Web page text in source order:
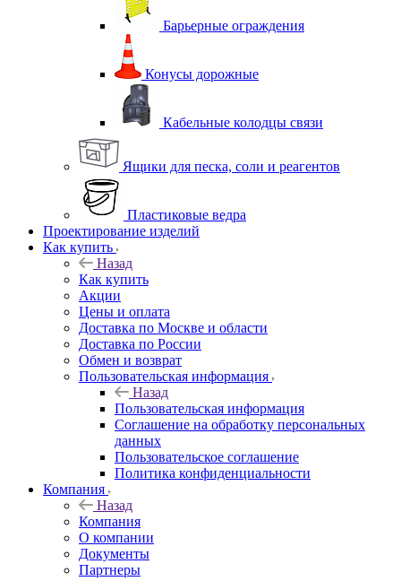
Барьерные ограждения
Конусы дорожные
Кабельные колодцы связи
Ящики для песка, соли и реагентов
Пластиковые ведра
Проектирование изделий
Как купить
Назад
Как купить
Акции
Цены и оплата
Доставка по Москве и области
Доставка по России
Обмен и возврат
Пользовательская информация
Назад
Пользовательская информация
Соглашение на обработку персональных
данных
Пользовательское соглашение
Политика конфиденциальности
Компания
Назад
Компания
О компании
Документы
Партнеры